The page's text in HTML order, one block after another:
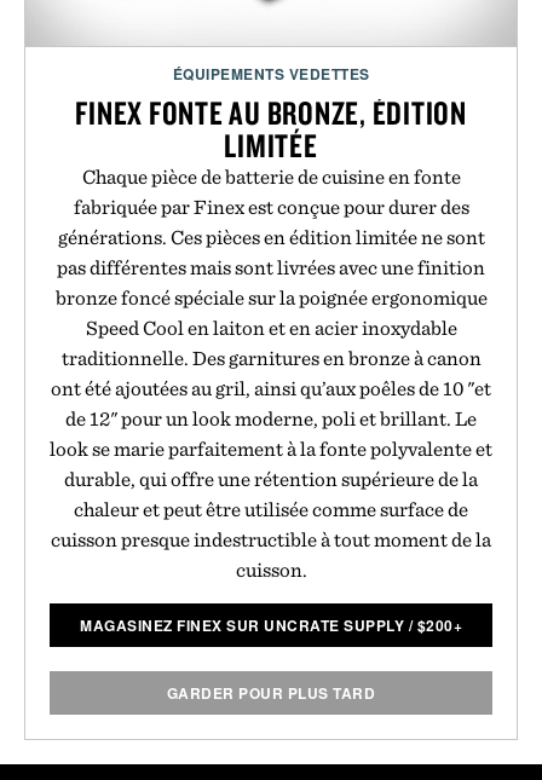
ÉQUIPEMENTS VEDETTES
FINEX FONTE AU BRONZE, ÉDITION
LIMITÉE
Chaque pièce de batterie de cuisine en fonte
fabriquée par Finex est conçue pour durer des
générations. Ces pièces en édition limitée ne sont
pas différentes mais sont livrées avec une finition
bronze foncé spéciale sur la poignée ergonomique
Speed Cool en laiton et en acier inoxydable
traditionnelle. Des garnitures en bronze à canon
ont été ajoutées au gril, ainsi qu’aux poêles de 10 "et
de 12" pour un look moderne, poli et brillant. Le
look se marie parfaitement à la fonte polyvalente et
durable, qui offre une rétention supérieure de la
chaleur et peut être utilisée comme surface de
cuisson presque indestructible à tout moment de la
cuisson.
MAGASINEZ FINEX SUR UNCRATE SUPPLY /$200+
GARDER POUR PLUS TARD